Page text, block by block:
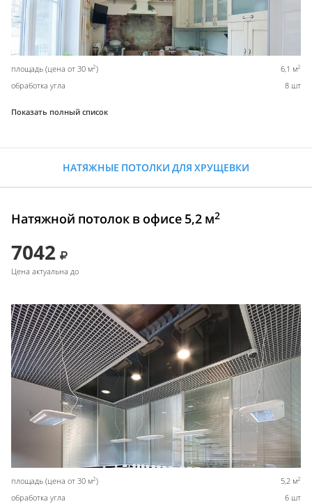
площадь (цена от 30 м2) 6,1 м2
обработка угла 8 шт
Показать полный список
НАТЯЖНЫЕ ПОТОЛКИ ДЛЯ ХРУЩЕВКИ
Натяжной потолок в офисе 5,2 м2
7042
Цена актуальна до
площадь (цена от 30 м2) 5,2 м2
обработка угла 6 шт